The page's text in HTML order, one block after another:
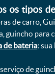
os tipos
de carro,
guincho para
de bateria:
de